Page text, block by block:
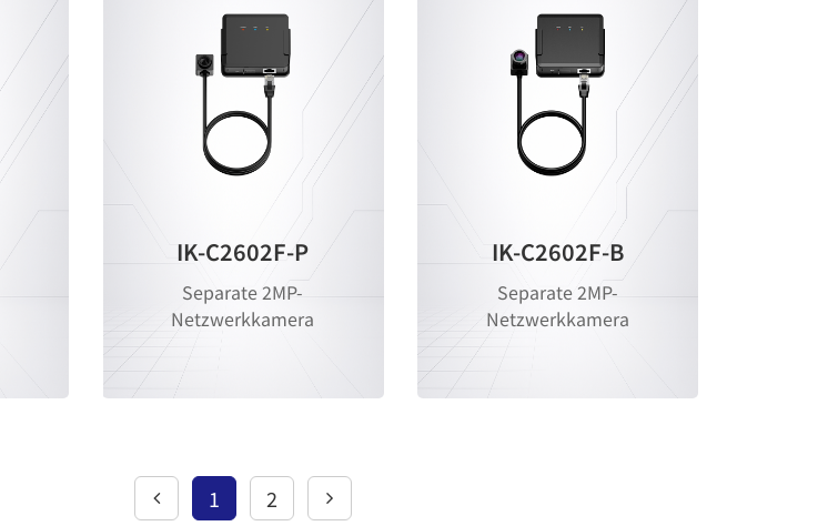
IK-C2602F-P
Separate 2MP-
Netzwerkkamera
IK-C2602F-B
Separate 2MP-
Netzwerkkamera
1 2